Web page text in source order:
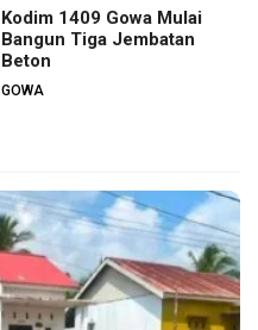
Kodim 1409 Gowa Mulai
Bangun Tiga Jembatan
Beton
GOWA